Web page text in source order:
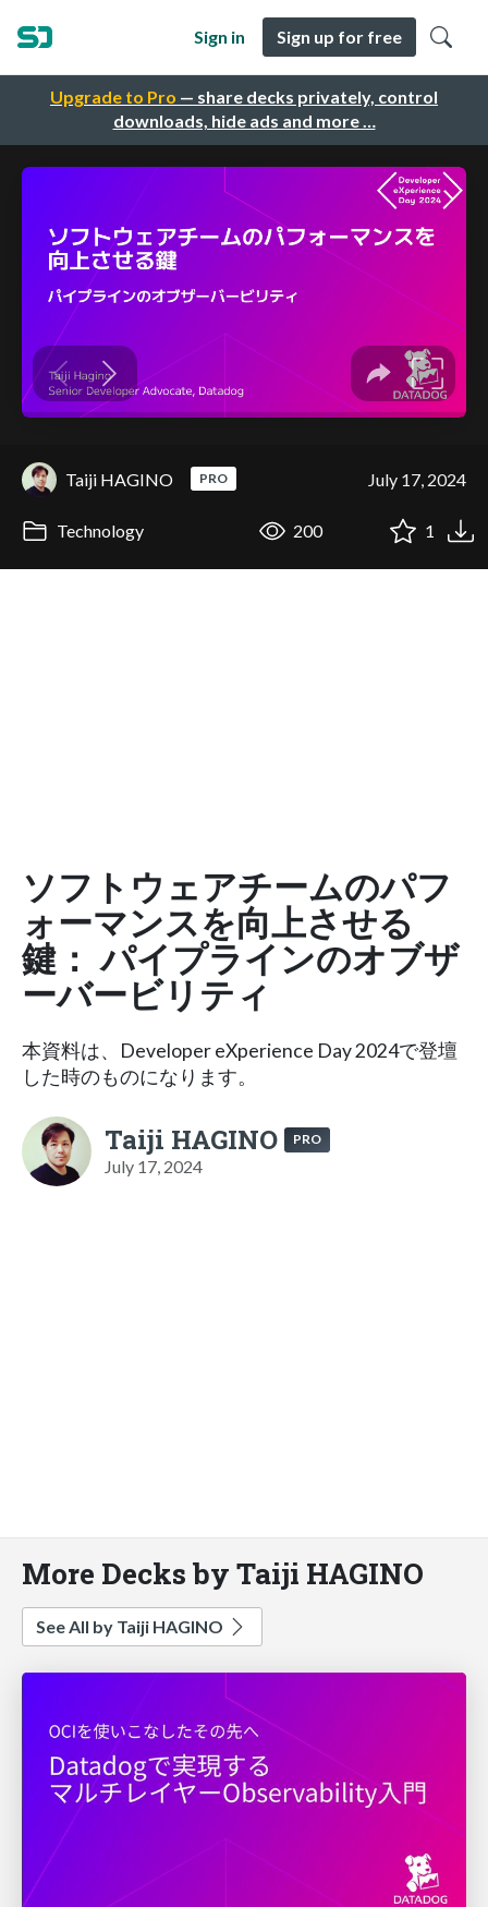
Upgrade to Pro — share decks privately, control
downloads, hide ads and more …
Sign in Sign up for free
Taiji HAGINO PRO July 17, 2024
Technology 200 1
ソフトウェアチームのパフ
ォーマンスを向上させる
鍵： パイプラインのオブザ
ーバービリティ
本資料は、Developer eXperience Day 2024で登壇
した時のものになります。
Taiji HAGINO PRO
July 17, 2024
More Decks by Taiji HAGINO
See All by Taiji HAGINO